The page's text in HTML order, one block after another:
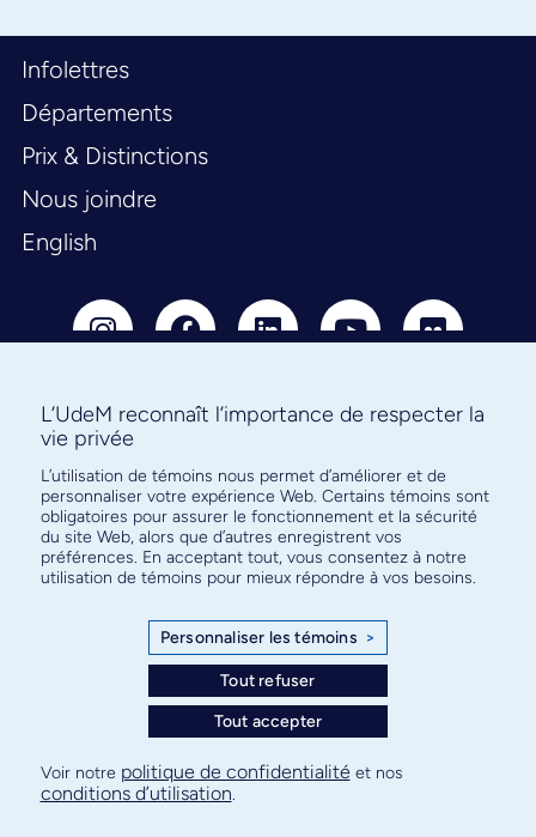
Infolettres
Départements
Prix & Distinctions
Nous joindre
English
Abonnez-vous à notre infolettre
pour connaître l’actualité facultaire
© Faculté de médecine - Université de Montréal
Plan de site
Confidentialité
Conditions d’utilisation
Paramètres des témoins
L’UdeM reconnaît l’importance de respecter la
vie privée
L’utilisation de témoins nous permet d’améliorer et de
personnaliser votre expérience Web. Certains témoins sont
obligatoires pour assurer le fonctionnement et la sécurité
du site Web, alors que d’autres enregistrent vos
préférences. En acceptant tout, vous consentez à notre
utilisation de témoins pour mieux répondre à vos besoins.
Personnaliser les témoins >
Tout refuser
Tout accepter
Voir notre politique de confidentialité et nos
conditions d’utilisation.